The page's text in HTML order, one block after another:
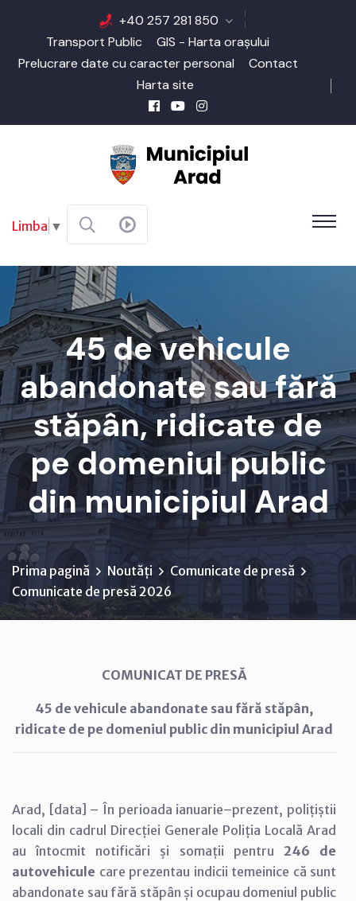
+40 257 281 850
Transport Public
GIS - Harta orașului
Prelucrare date cu caracter personal
Contact
Harta site
Limba ▼
45 de vehicule
abandonate sau fără
stăpân, ridicate de
pe domeniul public
din municipiul Arad
Prima pagină Noutăți
Comunicate de presă
Comunicate de presă 2026
COMUNICAT DE PRESĂ
45 de vehicule abandonate sau fără stăpân,
ridicate de pe domeniul public din municipiul Arad
Arad, [data] – În perioada ianuarie–prezent, polițiștii
locali din cadrul Direcției Generale Poliția Locală Arad
au întocmit notificări și somații pentru 246 de
autovehicule care prezentau indicii temeinice că sunt
abandonate sau fără stăpân și ocupau domeniul public